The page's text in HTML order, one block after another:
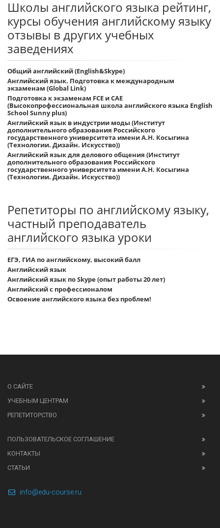
Школы английского языка рейтинг,
курсы обучения английскому языку
отзывы в других учебных
заведениях
Общий английский (English&Skype)
Английский язык. Подготовка к международным
экзаменам (Global Link)
Подготовка к экзаменам FCE и CAE
(Высокопрофессиональная школа английского языка English
School Sunny plus)
Английский язык в индустрии моды (Институт
дополнительного образования Российского
государственного университета имени А.Н. Косыгина
(Технологии. Дизайн. Искусство))
Английский язык для делового общения (Институт
дополнительного образования Российского
государственного университета имени А.Н. Косыгина
(Технологии. Дизайн. Искусство))
Репетиторы по английскому языку,
частный преподаватель
английского языка уроки
ЕГЭ, ГИА по английскому, высокий балл
Английский язык
Английский язык по Skype (опыт работы 20 лет)
Английский с профессионалом
Освоение английского языка без проблем!
О САЙТЕ
УЧЕБНЫМ ЦЕНТРАМ
РЕПЕТИТОРСТВО
ПОЛЬЗОВАТЕЛЬСКОЕ СОГЛАШЕНИЕ
КОНТАКТЫ
СТАТЬИ
info@edu-course.ru